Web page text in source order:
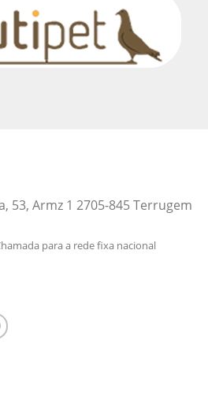
53, Armz 1 2705-845 Terrugem
para a rede fixa nacional